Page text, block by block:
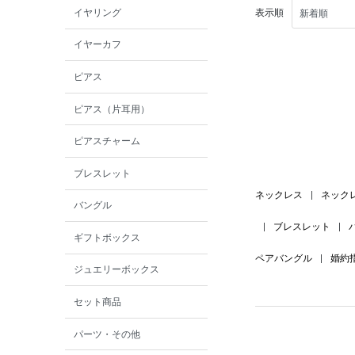
イヤリング
イヤーカフ
ピアス
ピアス（片耳用）
ピアスチャーム
ブレスレット
バングル
ギフトボックス
ジュエリーボックス
セット商品
パーツ・その他
表示順
ネックレス ネック
ブレスレット
ペアバングル 婚約